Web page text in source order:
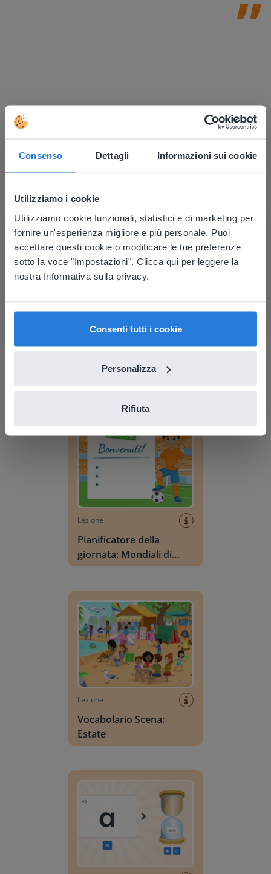
Consenso Dettagli Informazioni sui cookie
Utilizziamo i cookie
Utilizziamo cookie funzionali, statistici e di marketing per
fornire un'esperienza migliore e più personale. Puoi
accettare questi cookie o modificare le tue preferenze
sotto la voce "Impostazioni". Clicca qui per leggere la
nostra Informativa sulla privacy.
Consenti tutti i cookie
Personalizza
Rifiuta
Scopri di più
Pianificatore della giornata: Estate
giornata: Estate
Pianificatore della giornata: Mondiali di calcio
Lezione
Pianificatore della
giornata: Mondiali di
calcio
Lezione
Vocabolario Scena:
Estate
This website doesn't match
your location
Based on your location, we think you might
prefer to visit our English website. There you'll
English
Italiano